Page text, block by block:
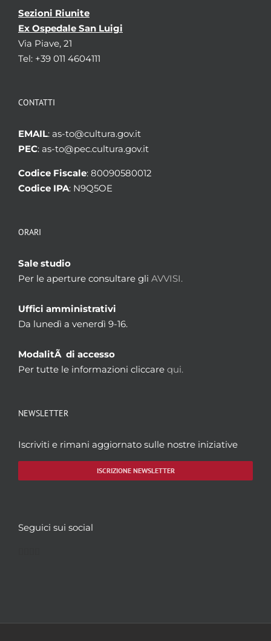
Sezioni Riunite
Ex Ospedale San Luigi
Via Piave, 21
Tel: +39 011 4604111
CONTATTI
EMAIL: as-to@cultura.gov.it
PEC: as-to@pec.cultura.gov.it
Codice Fiscale: 80090580012
Codice IPA: N9Q5OE
ORARI
Sale studio
Per le aperture consultare gli AVVISI.
Uffici amministrativi
Da lunedì a venerdì 9-16.
ModalitÃ di accesso
Per tutte le informazioni cliccare qui.
NEWSLETTER
Iscriviti e rimani aggiornato sulle nostre iniziative
ISCRIZIONE NEWSLETTER
Seguici sui social